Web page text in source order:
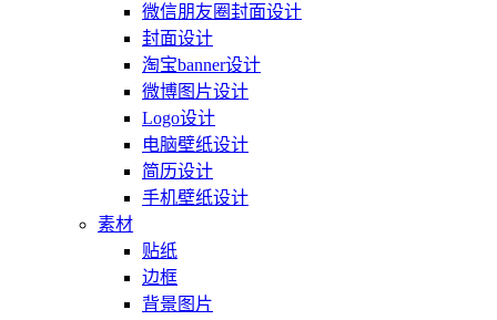
微信朋友圈封面设计
封面设计
淘宝banner设计
微博图片设计
Logo设计
电脑壁纸设计
简历设计
手机壁纸设计
素材
贴纸
边框
背景图片